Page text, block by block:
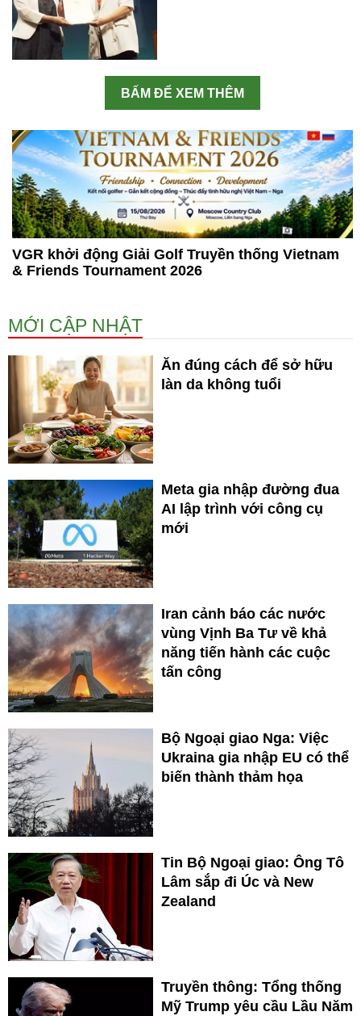
BẤM ĐỂ XEM THÊM
VGR khởi động Giải Golf Truyền thống Vietnam
& Friends Tournament 2026
MỚI CẬP NHẬT
Ăn đúng cách để sở hữu
làn da không tuổi
Meta gia nhập đường đua
AI lập trình với công cụ
mới
Iran cảnh báo các nước
vùng Vịnh Ba Tư về khả
năng tiến hành các cuộc
tấn công
Bộ Ngoại giao Nga: Việc
Ukraina gia nhập EU có thể
biến thành thảm họa
Tin Bộ Ngoại giao: Ông Tô
Lâm sắp đi Úc và New
Zealand
Truyền thông: Tổng thống
Mỹ Trump yêu cầu Lầu Năm